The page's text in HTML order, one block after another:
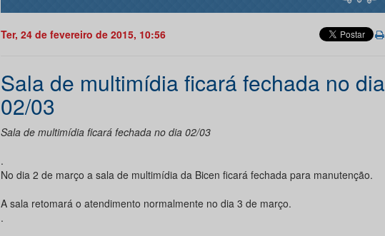
Ter, 24 de fevereiro de 2015, 10:56
Sala de multimídia ficará fechada no dia
02/03
Sala de multimídia ficará fechada no dia 02/03
.
No dia 2 de março a sala de multimídia da Bicen ficará fechada para manutenção.
A sala retomará o atendimento normalmente no dia 3 de março.
.